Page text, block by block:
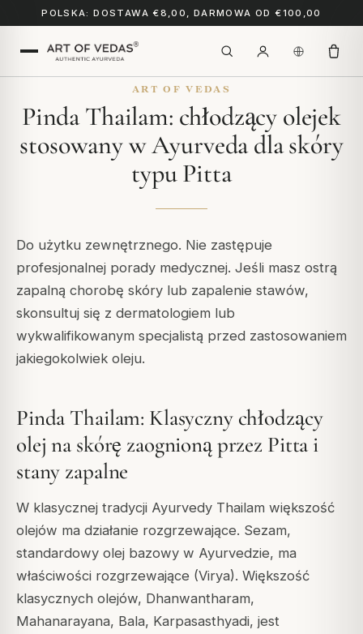
POLSKA: DOSTAWA €8,00, DARMOWA OD €100,00
ART OF VEDAS
Pinda Thailam: chłodzący olejek
stosowany w Ayurveda dla skóry
typu Pitta
Do użytku zewnętrznego. Nie zastępuje
profesjonalnej porady medycznej. Jeśli masz ostrą
zapalną chorobę skóry lub zapalenie stawów,
skonsultuj się z dermatologiem lub
wykwalifikowanym specjalistą przed zastosowaniem
jakiegokolwiek oleju.
Pinda Thailam: Klasyczny chłodzący
olej na skórę zaognioną przez Pitta i
stany zapalne
W klasycznej tradycji Ayurvedy Thailam większość
olejów ma działanie rozgrzewające. Sezam,
standardowy olej bazowy w Ayurvedzie, ma
właściwości rozgrzewające (Virya). Większość
klasycznych olejów, Dhanwantharam,
Mahanarayana, Bala, Karpasasthyadi, jest